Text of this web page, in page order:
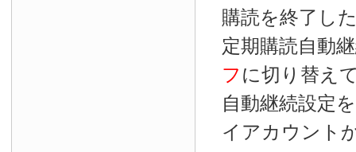
購読を終了し
定期購読自動
フ に切り替え
自動継続設定
イアカウント